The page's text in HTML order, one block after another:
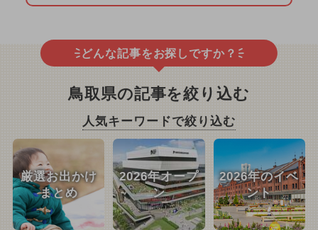
どんな記事をお探しですか？
鳥取県の記事を絞り込む
人気キーワードで絞り込む
厳選お出かけ
まとめ
2026年オープ
ン
2026年のイベ
ント